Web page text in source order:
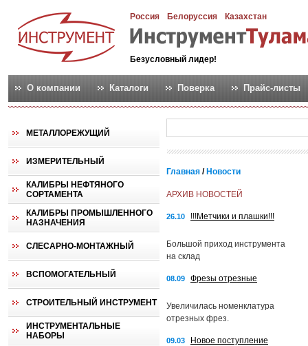
Россия Белоруссия Казахстан
Безусловный лидер!
О компании Каталоги Поверка Прайс-листы
МЕТАЛЛОРЕЖУЩИЙ
ИЗМЕРИТЕЛЬНЫЙ
КАЛИБРЫ НЕФТЯНОГО
СОРТАМЕНТА
КАЛИБРЫ ПРОМЫШЛЕННОГО
НАЗНАЧЕНИЯ
СЛЕСАРНО-МОНТАЖНЫЙ
ВСПОМОГАТЕЛЬНЫЙ
СТРОИТЕЛЬНЫЙ ИНСТРУМЕНТ
ИНСТРУМЕНТАЛЬНЫЕ
НАБОРЫ
Главная /Новости
АРХИВ НОВОСТЕЙ
26.10 !!!Метчики и плашки!!!
Большой приход инструмента
на склад
08.09 Фрезы отрезные
Увеличилась номенклатура
отрезных фрез.
09.03
Новое поступление